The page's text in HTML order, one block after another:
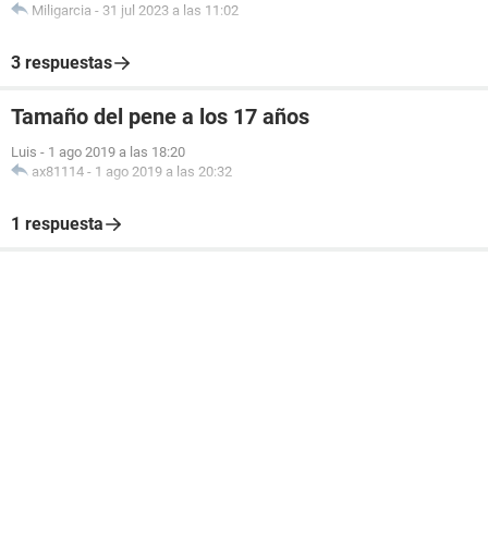
Miligarcia - 31 jul 2023 a las 11:02
3 respuestas
Tamaño del pene a los 17 años
Luis - 1 ago 2019 a las 18:20
ax81114 - 1 ago 2019 a las 20:32
1 respuesta